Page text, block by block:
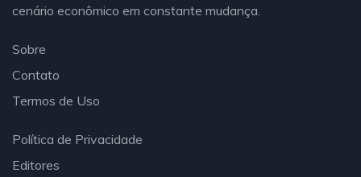
cenário econômico em constante mudança.
Sobre
Contato
Termos de Uso
Política de Privacidade
Editores